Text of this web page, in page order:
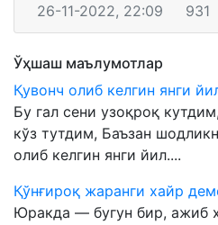
26-11-2022, 22:09 931
Ўҳшаш маълумотлар
Қувонч олиб келгин янги
Бу гал сени узоқроқ
кўз тутдим, Баъзан
олиб келгин янги йил....
Қўнғироқ жаранги хайр
Юракда — бугун бир, ажиб